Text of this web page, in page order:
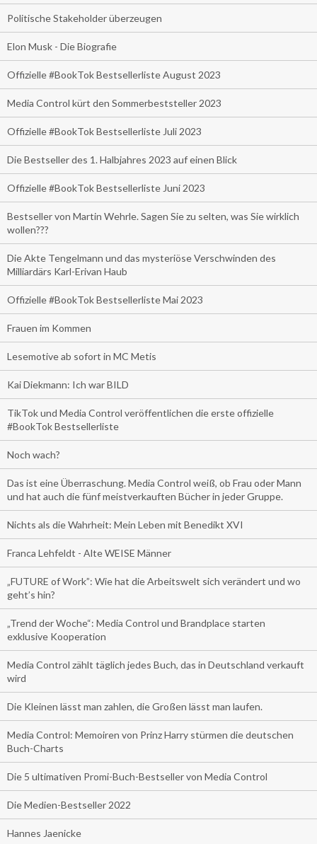
Politische Stakeholder überzeugen
Elon Musk - Die Biografie
Offizielle #BookTok Bestsellerliste August 2023
Media Control kürt den Sommerbeststeller 2023
Offizielle #BookTok Bestsellerliste Juli 2023
Die Bestseller des 1. Halbjahres 2023 auf einen Blick
Offizielle #BookTok Bestsellerliste Juni 2023
Bestseller von Martin Wehrle. Sagen Sie zu selten, was Sie wirklich
wollen???
Die Akte Tengelmann und das mysteriöse Verschwinden des
Milliardärs Karl-Erivan Haub
Offizielle #BookTok Bestsellerliste Mai 2023
Frauen im Kommen
Lesemotive ab sofort in MC Metis
Kai Diekmann: Ich war BILD
TikTok und Media Control veröffentlichen die erste offizielle
#BookTok Bestsellerliste
Noch wach?
Das ist eine Überraschung. Media Control weiß, ob Frau oder Mann
und hat auch die fünf meistverkauften Bücher in jeder Gruppe.
Nichts als die Wahrheit: Mein Leben mit Benedikt XVI
Franca Lehfeldt - Alte WEISE Männer
„FUTURE of Work”: Wie hat die Arbeitswelt sich verändert und wo
geht’s hin?
„Trend der Woche“: Media Control und Brandplace starten
exklusive Kooperation
Media Control zählt täglich jedes Buch, das in Deutschland verkauft
wird
Die Kleinen lässt man zahlen, die Großen lässt man laufen.
Media Control: Memoiren von Prinz Harry stürmen die deutschen
Buch-Charts
Die 5 ultimativen Promi-Buch-Bestseller von Media Control
Die Medien-Bestseller 2022
Hannes Jaenicke